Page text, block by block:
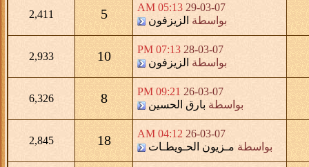
29-03-07
05:13 AM
بواسطة الزيزفون 5
2,411
28-03-07
07:13 PM
بواسطة الزيزفون 10
2,933
26-03-07
09:21 PM
بواسطة بارق الحسين 8
6,326
26-03-07
04:12 AM
بواسطة مـزيون الحـويطـات 18
2,845